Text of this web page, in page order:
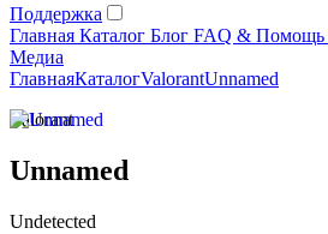
Поддержка
Главная Каталог Блог FAQ & Помощь
Медиа
ГлавнаяКаталогValorantUnnamed
Valorant
Unnamed
Undetected